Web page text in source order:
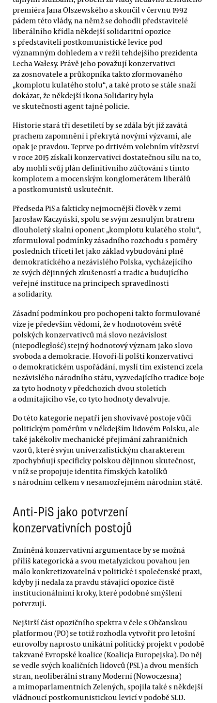
premiéra Jana Olszewského a skončil v červnu 1992
pádem této vlády, na němž se dohodli představitelé
liberálního křídla někdejší solidaritní opozice
s představiteli postkomunistické levice pod
významným dohledem a v režii tehdejšího prezidenta
Lecha Wałesy. Právě jeho považují konzervativci
za zosnovatele a průkopníka takto zformovaného
„komplotu kulatého stolu“, a také proto se stále snaží
dokázat, že někdejší ikona Solidarity byla
ve skutečnosti agent tajné policie.
Historie stará tři desetiletí by se zdála být již zavátá
prachem zapomnění i překrytá novými výzvami, ale
opak je pravdou. Teprve po drtivém volebním vítězství
v roce 2015 získali konzervativci dostatečnou sílu na to,
aby mohli svůj plán definitivního zúčtování s tímto
komplotem a mocenským konglomerátem liberálů
a postkomunistů uskutečnit.
Předseda PiS a fakticky nejmocnější člověk v zemi
Jarosław Kaczyński, spolu se svým zesnulým bratrem
dlouholetý skalní oponent „komplotu kulatého stolu“,
zformuloval podmínky zásadního rozchodu s poměry
posledních třiceti let jako základ vybudování plně
demokratického a nezávislého Polska, vycházejícího
ze svých dějinných zkušeností a tradic a budujícího
veřejné instituce na principech spravedlnosti
a solidarity.
Zásadní podmínkou pro pochopení takto formulované
vize je především vědomí, že v hodnotovém světě
polských konzervativců má slovo nezávislost
(niepodległość) stejný hodnotový význam jako slovo
svoboda a demokracie. Hovoří-li polští konzervativci
o demokratickém uspořádání, myslí tím existenci zcela
nezávislého národního státu, vyzvedajícího tradice boje
za tyto hodnoty v předchozích dvou stoletích
a odmítajícího vše, co tyto hodnoty devalvuje.
Do této kategorie nepatří jen shovívavé postoje vůči
politickým poměrům v někdejším lidovém Polsku, ale
také jakékoliv mechanické přejímání zahraničních
vzorů, které svým univerzalistickým charakterem
zpochybňují specificky polskou dějinnou skutečnost,
v níž se propojuje identita římských katolíků
s národním celkem v nesamozřejmém národním státě.
Anti-PiS jako potvrzení
konzervativních postojů
Zmíněná konzervativní argumentace by se možná
příliš kategorická a svou metafyzickou povahou jen
málo konkretizovatelná v politické i společenské praxi,
kdyby jí nedala za pravdu stávající opozice čistě
institucionálními kroky, které podobné smýšlení
potvrzují.
Nejširší část opozičního spektra v čele s Občanskou
platformou (PO) se totiž rozhodla vytvořit pro letošní
eurovolby naprosto unikátní politický projekt v podobě
takzvané Evropské koalice (Koalicja Europejska). Do něj
se vedle svých koaličních lidovců (PSL) a dvou menších
stran, neoliberální strany Moderní (Nowoczesna)
a mimoparlamentních Zelených, spojila také s někdejší
vládnoucí postkomunistickou levicí v podobě SLD.